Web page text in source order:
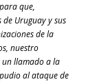
que,
Uruguay y sus
de la
nuestro
llamado a la
al ataque de